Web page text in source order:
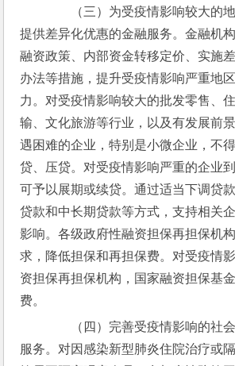
（三）为受疫情影响较大的地
提供差异化优惠的金融服务。金融机
融资政策、内部资金转移定价、实施
办法等措施，提升受疫情影响严重地
力。对受疫情影响较大的批发零售、
输、文化旅游等行业，以及有发展前
遇困难的企业，特别是小微企业，不
贷、压贷。对受疫情影响严重的企业
可予以展期或续贷。通过适当下调贷
贷款和中长期贷款等方式，支持相关
影响。各级政府性融资担保再担保机
求，降低担保和再担保费。对受疫情
资担保再担保机构，国家融资担保基
费。
（四）完善受疫情影响的社会
服务。对因感染新型肺炎住院治疗或